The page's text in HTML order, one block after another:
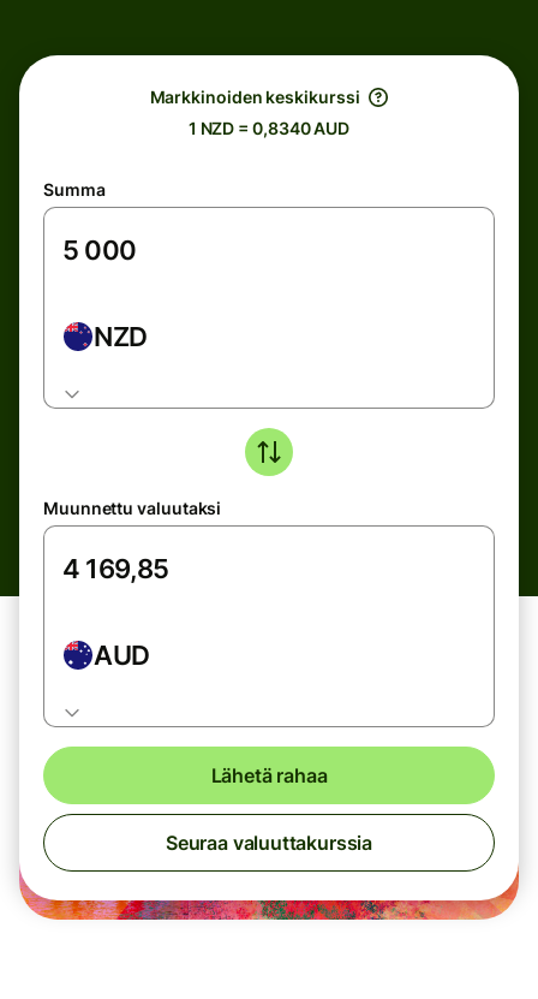
Markkinoiden keskikurssi
1 NZD = 0,8340 AUD
Summa
NZD
Muunnettu valuutaksi
AUD
Lähetä rahaa
Seuraa valuuttakurssia